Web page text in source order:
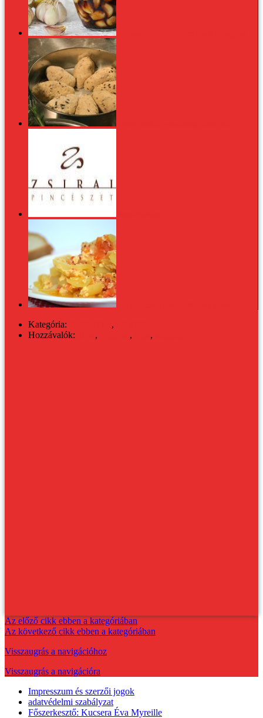
Kategória: ,
Hozzávalók:
, , ,
Az előző cikk ebben a kategóriában
Az következő cikk ebben a kategóriában
Visszaugrás a navigációhoz
Visszaugrás a navigációra
Impresszum és szerzői jogok
adatvédelmi szabályzat
Főszerkesztő: Kucsera Éva Myreille